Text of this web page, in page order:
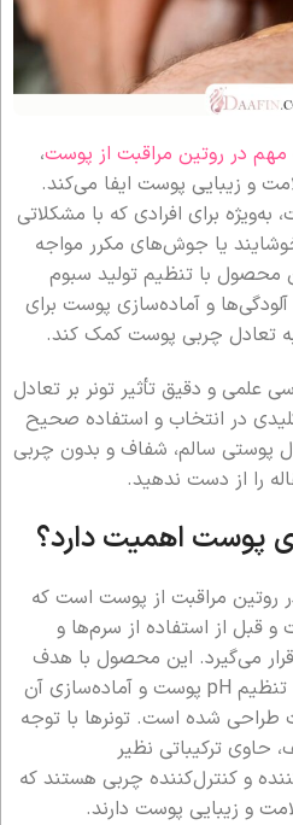
در روتین مراقبت از پوست،
و زیبایی پوست ایفا می‌کند.
به‌ویژه برای افرادی که با مشکلاتی
یا جوش‌های مکرر مواجه
محصول با تنظیم تولید سبوم
و آماده‌سازی پوست برای
تعادل چربی پوست کمک کند.
علمی و دقیق تأثیر تونر بر تعادل
در انتخاب و استفاده صحیح
پوستی سالم، شفاف و بدون چربی
را از دست ندهید.
پوست اهمیت دارد؟
روتین مراقبت از پوست است که
از استفاده از سرم‌ها و
می‌گیرد. این محصول با هدف
پاک‌سازی باقی‌مانده آلودگی‌ها، تنظیم pH پوست و آماده‌سازی آن
طراحی شده است. تونرها با توجه
حاوی ترکیباتی نظیر
و کنترل‌کننده چربی هستند که
و زیبایی پوست دارند.